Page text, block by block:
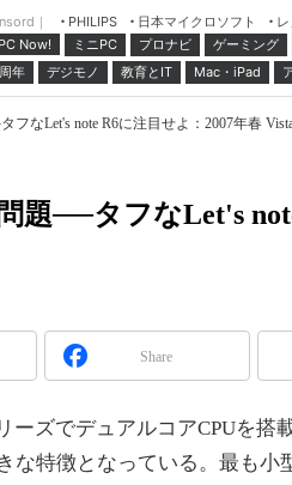
｜ PHILIPS 日本マイクロソフト
Now!
ミニPC プロナビ ゲーミング
年
デジモノ 教育とIT Mac・iPad
なLet's note R6に注目せよ：2007年春
題──タフなLet's
Share
ーズでデュアルコアCPUを搭
な特徴となっている。最も小